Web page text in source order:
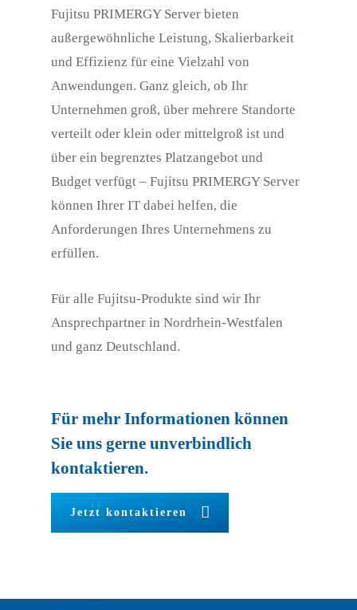
Fujitsu PRIMERGY Server bieten
außergewöhnliche Leistung, Skalierbarkeit
und Effizienz für eine Vielzahl von
Anwendungen. Ganz gleich, ob Ihr
Unternehmen groß, über mehrere Standorte
verteilt oder klein oder mittelgroß ist und
über ein begrenztes Platzangebot und
Budget verfügt – Fujitsu PRIMERGY Server
können Ihrer IT dabei helfen, die
Anforderungen Ihres Unternehmens zu
erfüllen.
Für alle Fujitsu-Produkte sind wir Ihr
Ansprechpartner in Nordrhein-Westfalen
und ganz Deutschland.
Für mehr Informationen können
Sie uns gerne unverbindlich
kontaktieren.
Jetzt kontaktieren